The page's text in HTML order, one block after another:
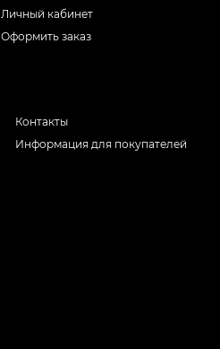
Личный кабинет
Оформить заказ
Контакты
Информация для покупателей